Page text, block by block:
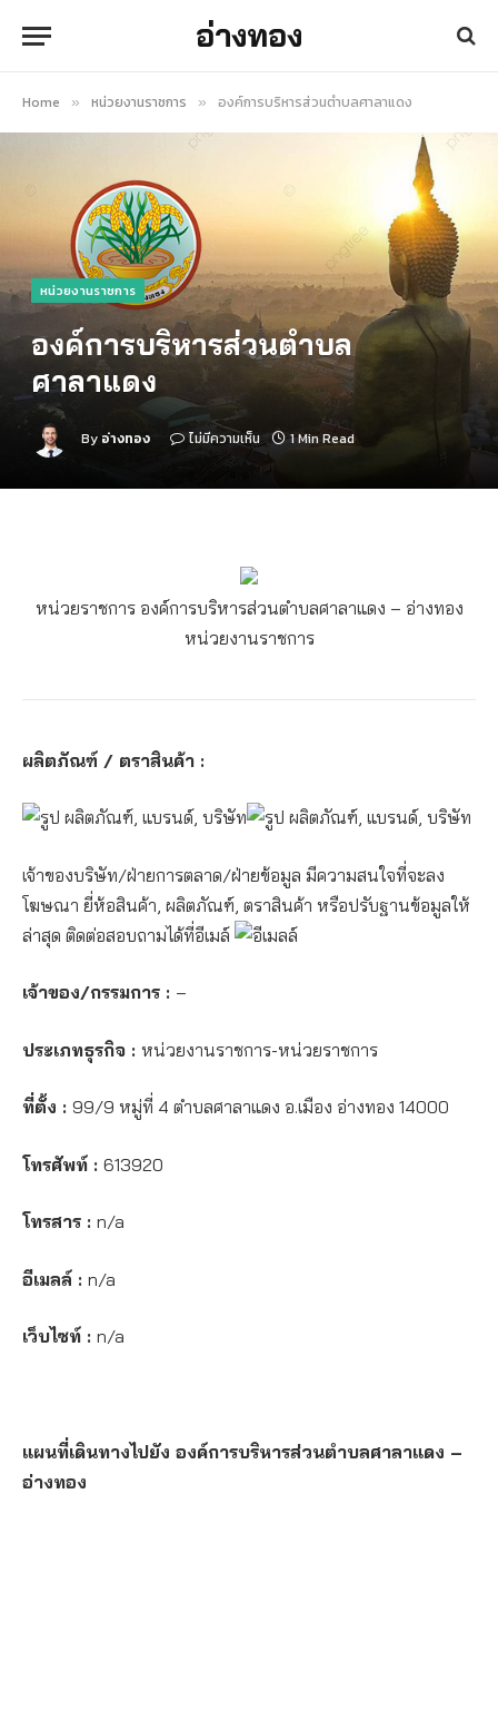
อ่างทอง
Home » หน่วยงานราชการ » องค์การบริหารส่วนตำบลศาลาแดง
หน่วยงานราชการ
องค์การบริหารส่วนตำบล
ศาลาแดง
By อ่างทอง ไม่มีความเห็น 1 Min Read
หน่วยราชการ องค์การบริหารส่วนตำบลศาลาแดง – อ่างทอง
หน่วยงานราชการ
ผลิตภัณฑ์ / ตราสินค้า :
เจ้าของบริษัท/ฝ่ายการตลาด/ฝ่ายข้อมูล มีความสนใจที่จะลง
โฆษณา ยี่ห้อสินค้า, ผลิตภัณฑ์, ตราสินค้า หรือปรับฐานข้อมูลให้
ล่าสุด ติดต่อสอบถามได้ที่อีเมล์
เจ้าของ/กรรมการ : –
ประเภทธุรกิจ : หน่วยงานราชการ-หน่วยราชการ
ที่ตั้ง : 99/9 หมู่ที่ 4 ตำบลศาลาแดง อ.เมือง อ่างทอง 14000
โทรศัพท์ : 613920
โทรสาร : n/a
อีเมลล์ : n/a
เว็บไซท์ : n/a
แผนที่เดินทางไปยัง องค์การบริหารส่วนตำบลศาลาแดง –
อ่างทอง